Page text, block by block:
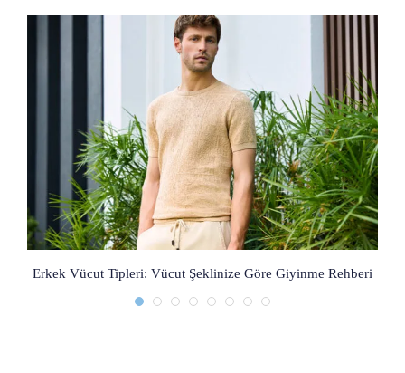
Erkek Vücut Tipleri: Vücut Şeklinize Göre Giyinme Rehberi